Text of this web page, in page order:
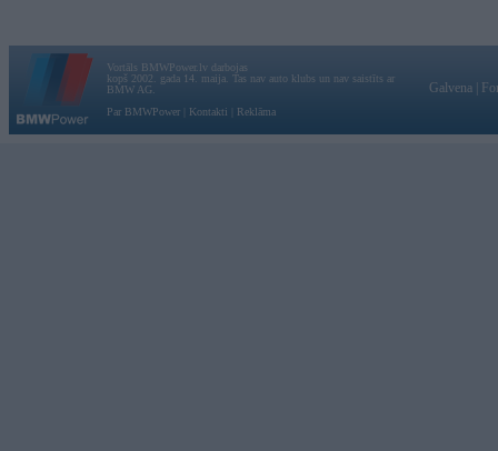
Vortāls BMWPower.lv darbojas
kopš 2002. gada 14. maija. Tas nav auto klubs un nav saistīts ar
BMW AG.
Par BMWPower
Kontakti Reklāma
Galvena